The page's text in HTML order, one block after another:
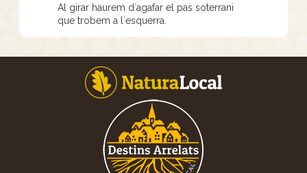
Al girar haurem d´agafar el pas soterrani
que trobem a l´esquerra.